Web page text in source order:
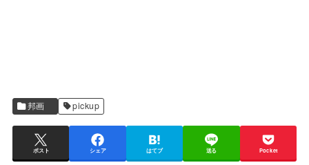
邦画 pickup
ポスト シェア はてブ 送る Pocket